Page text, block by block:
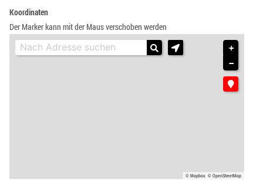
Koordinaten
Der Marker kann mit der Maus verschoben werden
+
−
© Mapbox © OpenStreetMap